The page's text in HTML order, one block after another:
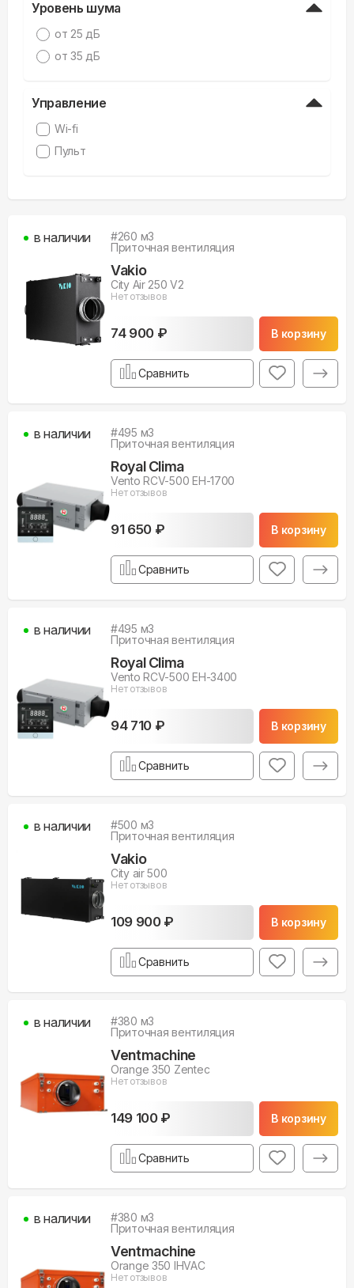
Уровень шума
от 25 дБ
от 35 дБ
Управление
Wi-fi
Пульт
#260 м3
Приточная вентиляция
Vakio
City Air 250 V2
Нет отзывов
74 900 ₽ В корзину
в наличии
Сравнить
#495 м3
Приточная вентиляция
Royal Clima
Vento RCV-500 EH-1700
Нет отзывов
91 650 ₽ В корзину
в наличии
Сравнить
#495 м3
Приточная вентиляция
Royal Clima
Vento RCV-500 EH-3400
Нет отзывов
94 710 ₽ В корзину
в наличии
Сравнить
#500 м3
Приточная вентиляция
Vakio
City air 500
Нет отзывов
109 900 ₽ В корзину
в наличии
Сравнить
#380 м3
Приточная вентиляция
Ventmachine
Orange 350 Zentec
Нет отзывов
149 100 ₽ В корзину
в наличии
Сравнить
#380 м3
Приточная вентиляция
Ventmachine
Orange 350 IHVAC
Нет отзывов
в наличии